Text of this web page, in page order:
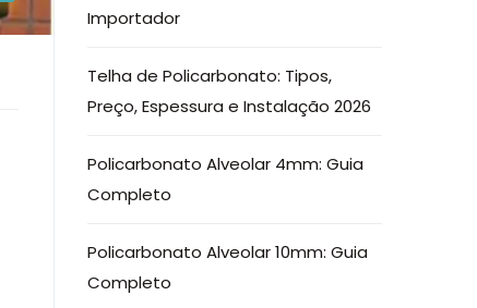
Importador
Telha de Policarbonato: Tipos,
Preço, Espessura e Instalação 2026
Policarbonato Alveolar 4mm: Guia
Completo
Policarbonato Alveolar 10mm: Guia
Completo